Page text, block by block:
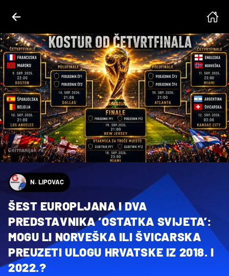
Germanijak
N. LIPOVAC
ŠEST EUROPLJANA I DVA
PREDSTAVNIKA ‘OSTATKA SVIJETA’:
MOGU LI NORVEŠKA ILI ŠVICARSKA
PREUZETI ULOGU HRVATSKE IZ 2018. I
2022.?